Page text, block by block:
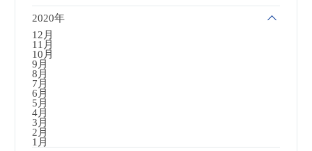
2020年
12月
11月
10月
9月
8月
7月
6月
5月
4月
3月
2月
1月